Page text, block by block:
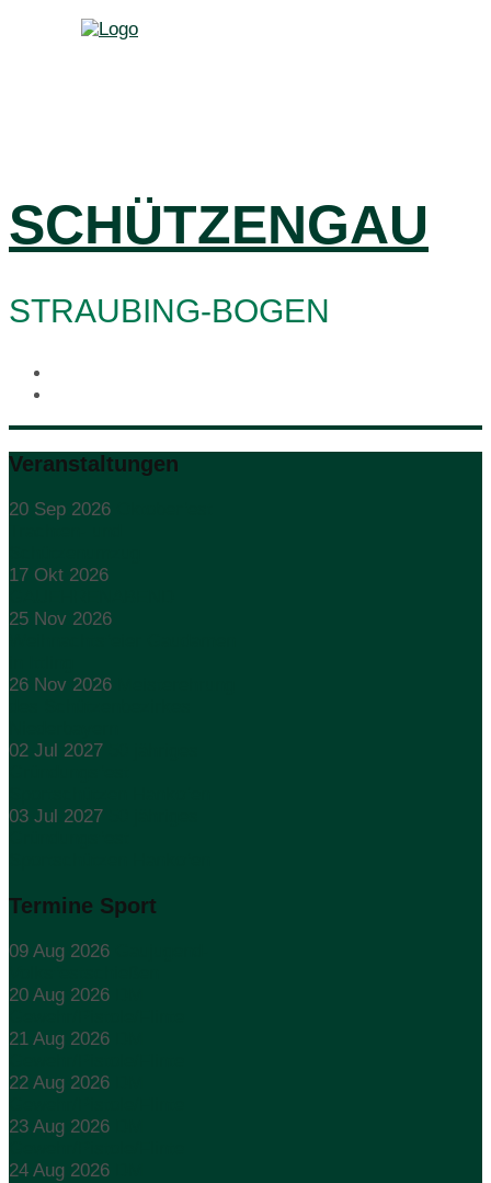
SCHÜTZENGAU
STRAUBING-BOGEN
Veranstaltungen
20 Sep 2026
17 Okt 2026
25 Nov 2026
26 Nov 2026
02 Jul 2027
03 Jul 2027
Termine Sport
09 Aug 2026
20 Aug 2026
21 Aug 2026
22 Aug 2026
23 Aug 2026
24 Aug 2026